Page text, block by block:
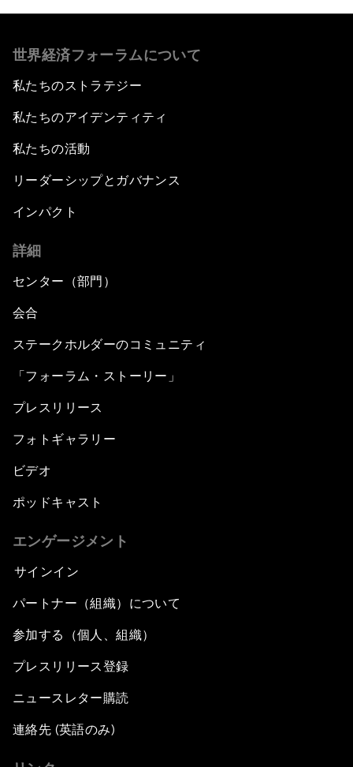
世界経済フォーラムについて
私たちのストラテジー
私たちのアイデンティティ
私たちの活動
リーダーシップとガバナンス
インパクト
詳細
センター（部門）
会合
ステークホルダーのコミュニティ
「フォーラム・ストーリー」
プレスリリース
フォトギャラリー
ビデオ
ポッドキャスト
エンゲージメント
サインイン
パートナー（組織）について
参加する（個人、組織）
プレスリリース登録
ニュースレター購読
連絡先 (英語のみ)